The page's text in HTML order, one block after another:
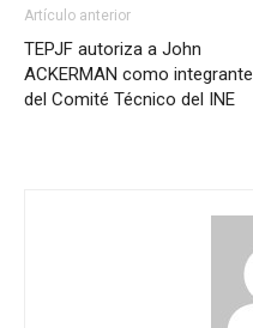
Artículo anterior
TEPJF autoriza a John
ACKERMAN como integrante
del Comité Técnico del INE